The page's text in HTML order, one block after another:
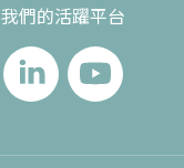
我們的活躍平台